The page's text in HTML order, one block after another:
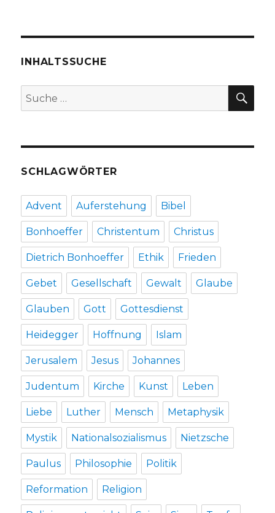
Rezension
Markus
und
INHALTSSUCHE
Suche
nach:
SCHLAGWÖRTER
Advent Auferstehung Bibel
Bonhoeffer Christentum Christus
Dietrich Bonhoeffer Ethik Frieden
Gebet Gesellschaft Gewalt Glaube
Glauben Gott Gottesdienst
Heidegger Hoffnung Islam
Jerusalem Jesus Johannes
Judentum Kirche Kunst Leben
Liebe Luther Mensch Metaphysik
Mystik Nationalsozialismus Nietzsche
Paulus Philosophie Politik
Reformation Religion